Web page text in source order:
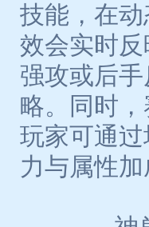
技能，在
效会实时
强攻或后
略。同时
玩家可通
力与属性